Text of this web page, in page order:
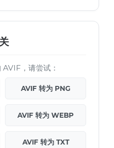
，请尝试：
AVIF 转为 PNG
AVIF 转为 WEBP
AVIF 转为 TXT